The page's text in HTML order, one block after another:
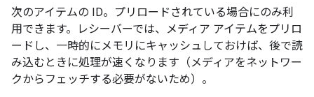
次のアイテムの ID。プリロードされている場合にのみ利
用できます。レシーバーでは、メディア アイテムをプリロ
ードし、一時的にメモリにキャッシュしておけば、後で読
み込むときに処理が速くなります（メディアをネットワー
クからフェッチする必要がないため）。